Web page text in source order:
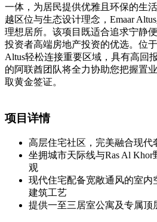
一体，为居民提供优雅且环保的生
越区位与生态设计理念，Emaar
理想居所。该项目既适合追求宁静
投资者高端房地产投资的优选。位于
Altus轻松连接重要区域，具有高回
的阿联酋团队将全力协助您把握置
取黄金签证。
项目详情
高层住宅社区，完美融合现代
坐拥城市天际线与Ras Al
观
现代住宅配备宽敞通风的室内
建筑工艺
提供一至三居室公寓及专属顶